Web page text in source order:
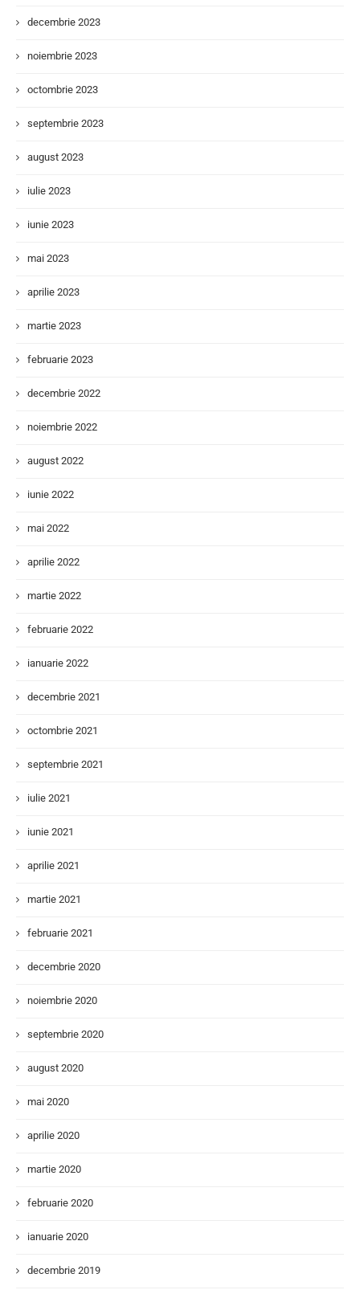
decembrie 2023
noiembrie 2023
octombrie 2023
septembrie 2023
august 2023
iulie 2023
iunie 2023
mai 2023
aprilie 2023
martie 2023
februarie 2023
decembrie 2022
noiembrie 2022
august 2022
iunie 2022
mai 2022
aprilie 2022
martie 2022
februarie 2022
ianuarie 2022
decembrie 2021
octombrie 2021
septembrie 2021
iulie 2021
iunie 2021
aprilie 2021
martie 2021
februarie 2021
decembrie 2020
noiembrie 2020
septembrie 2020
august 2020
mai 2020
aprilie 2020
martie 2020
februarie 2020
ianuarie 2020
decembrie 2019